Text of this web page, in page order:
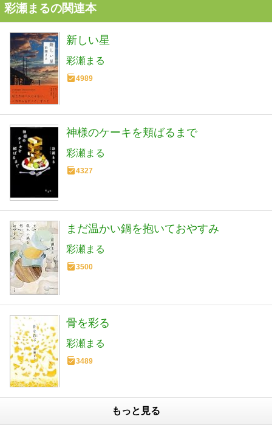
彩瀬まるの関連本
新しい星
彩瀬まる
4989
神様のケーキを頬ばるまで
彩瀬まる
4327
まだ温かい鍋を抱いておやすみ
彩瀬まる
3500
骨を彩る
彩瀬まる
3489
もっと見る